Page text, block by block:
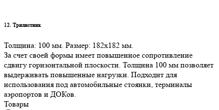
12. Трилистник
Толщина: 100 мм. Размер: 182х182 мм.
За счет своей формы имеет повышенное сопротивление
сдвигу горизонтальной плоскости. Толщина 100 мм позволяет
выдерживать повышенные нагрузки. Подходит для
использования под автомобильные стоянки, терминалы
аэропортов и ДОКов.
Товары